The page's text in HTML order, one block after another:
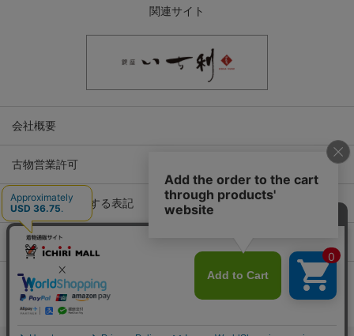
関連サイト
会社概要
古物営業許可
特定商取引に関する表記
プライバシーポリシー